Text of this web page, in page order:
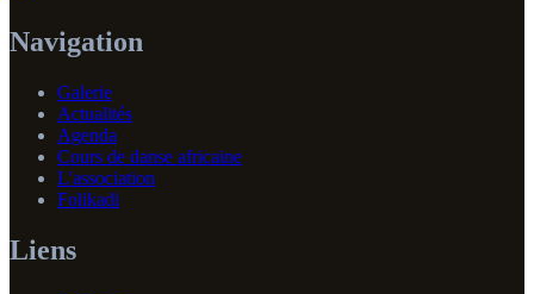
Navigation
Galerie
Actualités
Agenda
Cours de danse africaine
L'association
Folikadi
Liens